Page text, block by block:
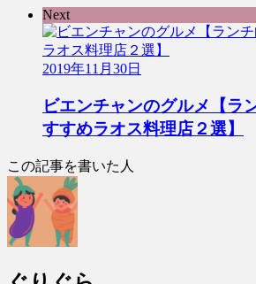
Next
2019年11月30日
ビエンチャンのグルメ【ラ
すすめラオス料理店２選】
この記事を書いた人